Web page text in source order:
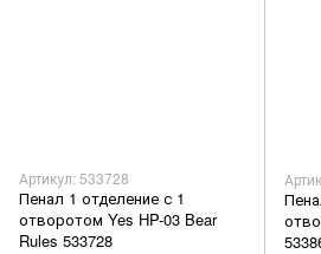
Артикул: 533728
Пенал 1 отделение с 1
отворотом Yes HP-03 Bear
Rules 533728